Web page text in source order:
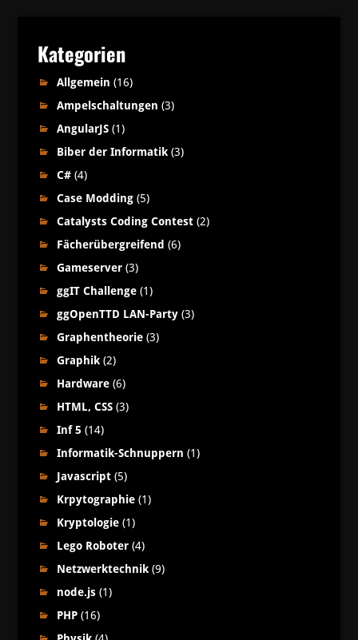
Kategorien
Allgemein (16)
Ampelschaltungen (3)
AngularJS(1)
Biber der Informatik(3)
C#(4)
Case Modding(5)
Catalysts Coding Contest(2)
Fächerübergreifend (6)
Gameserver(3)
ggIT Challenge(1)
ggOpenTTD LAN-Party(3)
Graphentheorie(3)
Graphik(2)
Hardware(6)
HTML, CSS(3)
Inf 5 (14)
Informatik-Schnuppern (1)
Javascript(5)
Krpytographie(1)
Kryptologie(1)
Lego Roboter(4)
Netzwerktechnik(9)
node.js(1)
PHP(16)